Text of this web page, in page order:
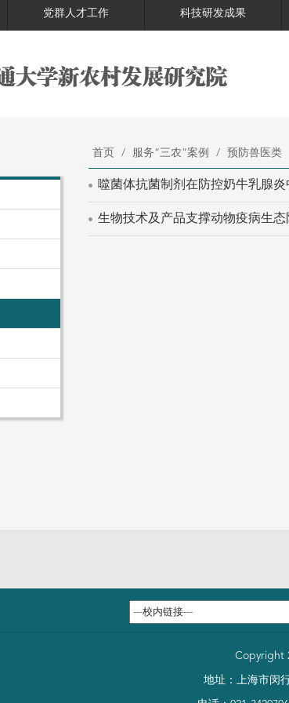
党群人才工作 科技研发成果
首页 / 服务“三农”案例 / 预防兽医类
噬菌体抗菌制剂在防控奶牛乳腺
生物技术及产品支撑动物疫病生态
Copyright
地址：上海市闵